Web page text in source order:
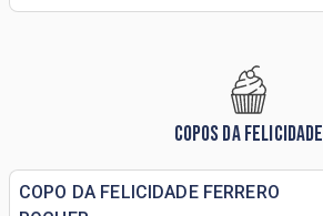
COPOS DA FELICIDADE
COPO DA FELICIDADE FERRERO